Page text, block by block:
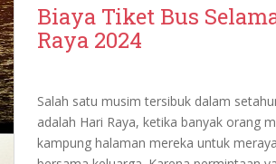
Biaya Tiket Bus
Raya 2024
Salah satu musim tersibuk dalam
adalah Hari Raya, ketika banyak orang
kampung halaman mereka untuk